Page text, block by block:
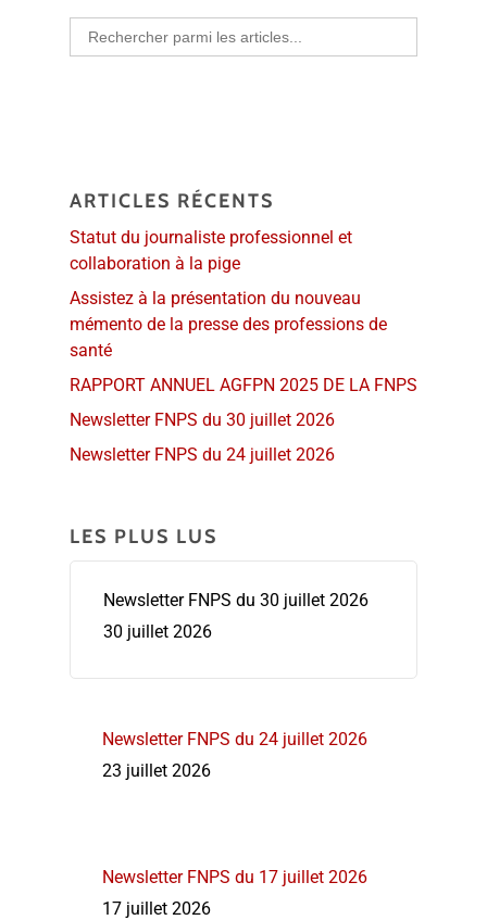
Search
for:
ARTICLES RÉCENTS
Statut du journaliste professionnel et
collaboration à la pige
Assistez à la présentation du nouveau
mémento de la presse des professions de
santé
RAPPORT ANNUEL AGFPN 2025 DE LA FNPS
Newsletter FNPS du 30 juillet 2026
Newsletter FNPS du 24 juillet 2026
LES PLUS LUS
Newsletter FNPS du 30 juillet 2026
30 juillet 2026
Newsletter FNPS du 24 juillet 2026
23 juillet 2026
Newsletter FNPS du 17 juillet 2026
17 juillet 2026